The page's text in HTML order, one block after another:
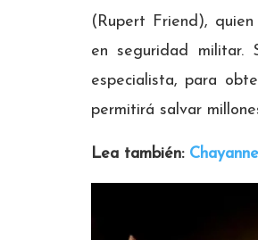
(Rupert Friend),
en seguridad militar.
especialista, para
permitirá salvar
Lea también: